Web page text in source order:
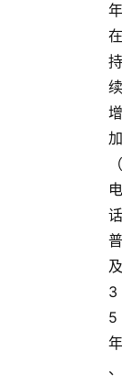
年
在
持
续
增
加
（
电
话
普
及
3
5
年
、